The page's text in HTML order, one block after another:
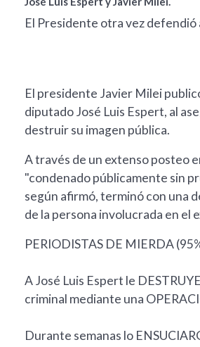
El Presidente otra vez
El presidente Javier Milei
diputado José Luis Espert, al
destruir su imagen pública.
A través de un extenso posteo
"condenado públicamente sin
según afirmó, terminó con una
de la persona involucrada en el
PERIODISTAS DE MIERDA
A José Luis Espert le
criminal mediante una
Durante semanas lo